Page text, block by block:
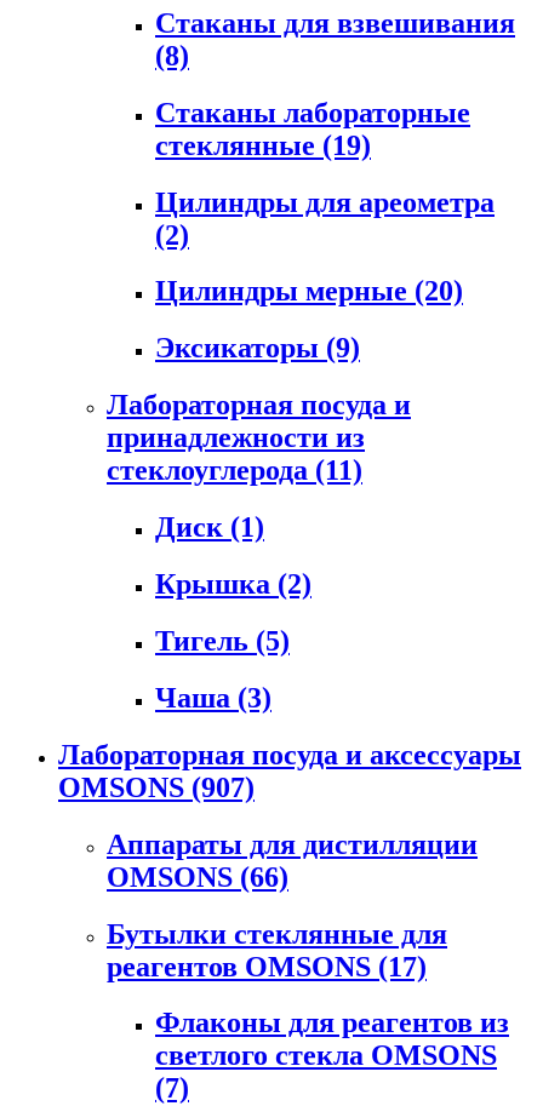
Стаканы для взвешивания
(8)
Стаканы лабораторные
стеклянные (19)
Цилиндры для ареометра
(2)
Цилиндры мерные (20)
Эксикаторы (9)
Лабораторная посуда и
принадлежности из
стеклоуглерода (11)
Диск (1)
Крышка (2)
Тигель (5)
Чаша (3)
Лабораторная посуда и аксессуары
OMSONS (907)
Аппараты для дистилляции
OMSONS (66)
Бутылки стеклянные для
реагентов OMSONS (17)
Флаконы для реагентов из
светлого стекла OMSONS
(7)